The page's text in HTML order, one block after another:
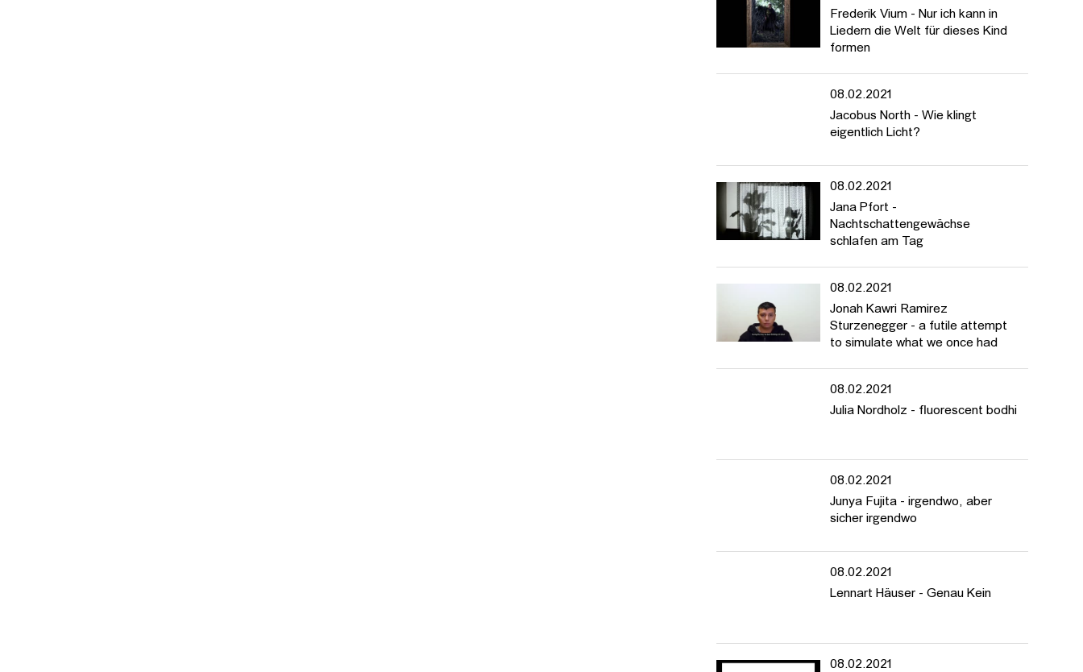
Frederik Vium - Nur ich kann in
Liedern die Welt für dieses Kind
formen
08.02.2021
Jacobus North - Wie klingt
eigentlich Licht?
08.02.2021
Jana Pfort -
Nachtschattengewächse
schlafen am Tag
08.02.2021
Jonah Kawri Ramirez
Sturzenegger - a futile attempt
to simulate what we once had
08.02.2021
Julia Nordholz - fluorescent bodhi
08.02.2021
Junya Fujita - irgendwo, aber
sicher irgendwo
08.02.2021
Lennart Häuser - Genau Kein
08.02.2021